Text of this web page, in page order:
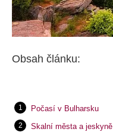
Obsah článku:
Počasí v Bulharsku
Skalní města a jeskyně